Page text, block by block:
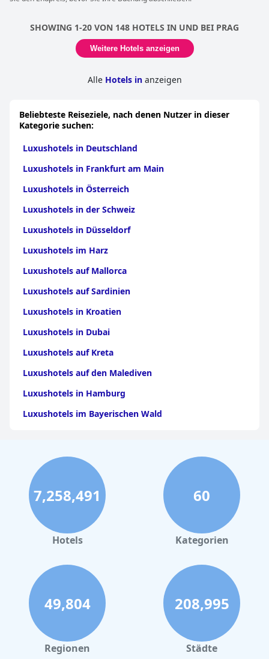
Annehmlichkeiten und Komfort eines Fünf-Sterne-Hotels. Die
Zimmer sind geräumig, wunderschön gestaltet und luxuriös
und bieten den Gästen alles, was sie brauchen könnten. Das
das Personal ist aufmerksam und erstklassig. Insgesamt bietet
das Hotel ein außergewöhnliches und luxuriöses Erlebnis mit
SHOWING 1-20 VON 148 HOTELS IN UND BEI PRAG
Weitere Hotels anzeigen
Alle Hotels in anzeigen
Beliebteste Reiseziele, nach denen Nutzer in dieser
Kategorie suchen:
Luxushotels in Deutschland
Luxushotels in Frankfurt am Main
Luxushotels in Österreich
Luxushotels in der Schweiz
Luxushotels in Düsseldorf
Luxushotels im Harz
Luxushotels auf Mallorca
Luxushotels auf Sardinien
Luxushotels in Kroatien
Luxushotels in Dubai
Luxushotels auf Kreta
Luxushotels auf den Malediven
Luxushotels in Hamburg
Luxushotels im Bayerischen Wald
Luxushotels in Stuttgart
Luxushotels auf Gran Canaria
Luxushotels auf Mykonos
Luxushotels in Bozen
Luxushotels in Italien
Luxushotels in Venedig
Luxushotels in Kiel
Luxushotels in Lissabon
Luxushotels in Madrid
7,258,491
Hotels
60
Kategorien
49,804
Regionen
208,995
Städte